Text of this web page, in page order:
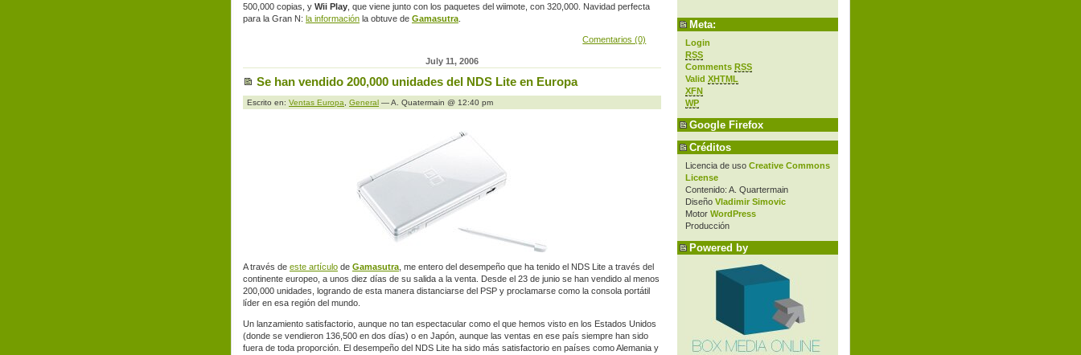
Meta:
Login
RSS
Comments RSS
Valid XHTML
XFN
WP
Google Firefox
Créditos
Licencia de uso Creative Commons
License
Contenido: A. Quartermain
Diseño Vladimir Simovic
Motor WordPress
Producción
Powered by
500,000 copias, y Wii Play , que viene junto con los paquetes del wiimote, con 320,000. Navidad perfecta
para la Gran N: la información la obtuve de Gamasutra
Comentarios (0)
July 11, 2006
Se han vendido 200,000 unidades del NDS Lite en Europa
Escrito en: Ventas Europa General — A. Quatermain @ 12:40 pm
A través de este artículo de Gamasutra , me entero del desempeño que ha tenido el NDS Lite a través del
continente europeo, a unos diez días de su salida a la venta. Desde el 23 de junio se han vendido al menos
200,000 unidades, logrando de esta manera distanciarse del PSP y proclamarse como la consola portátil
líder en esa región del mundo.
Un lanzamiento satisfactorio, aunque no tan espectacular como el que hemos visto en los Estados Unidos
(donde se vendieron 136,500 en dos días) o en Japón, aunque las ventas en ese país siempre han sido
fuera de toda proporción. El desempeño del NDS Lite ha sido más satisfactorio en países como Alemania y